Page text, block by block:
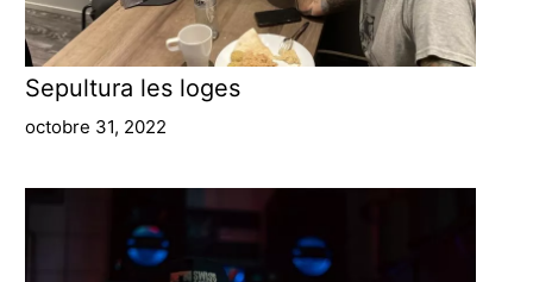
Sepultura les loges
octobre 31, 2022